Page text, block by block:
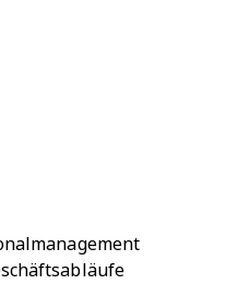
new window